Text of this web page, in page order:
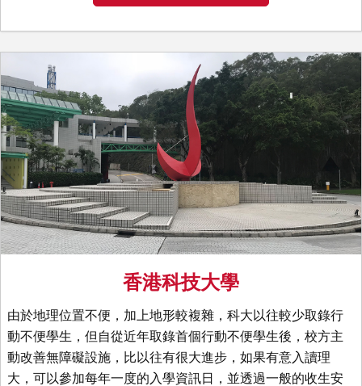
香港科技大學
由於地理位置不便，加上地形較複雜，科大以往較少取錄行
動不便學生，但自從近年取錄首個行動不便學生後，校方主
動改善無障礙設施，比以往有很大進步，如果有意入讀理
大，可以參加每年一度的入學資訊日，並透過一般的收生安